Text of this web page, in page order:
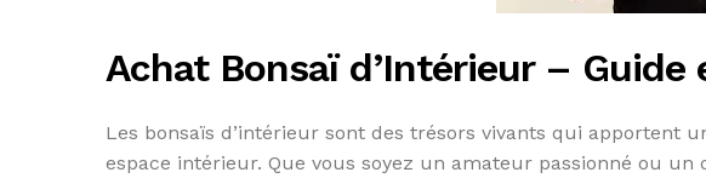
Achat Bonsaï d’Intérieur – Guide
Les bonsaïs d’intérieur sont des trésors vivants qui apportent
espace intérieur. Que vous soyez un amateur passionné ou un